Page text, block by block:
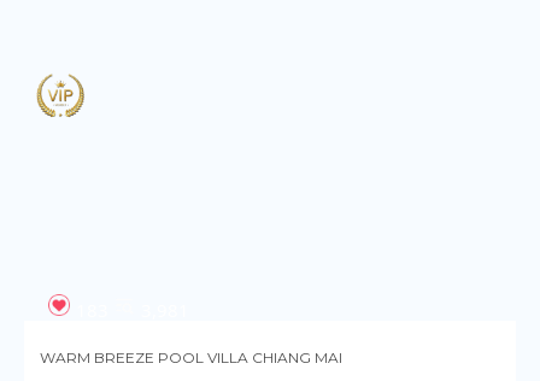
WARM BREEZE POOL VILLA CHIANG MAI